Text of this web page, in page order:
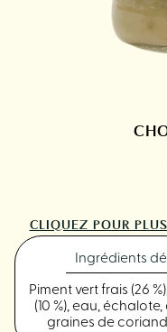
CLIQUEZ POUR
Ingrédients
Piment vert frais (26
(10 %), eau,
graines de